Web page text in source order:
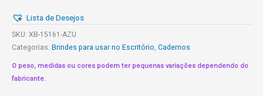
-
AZUL
quantidade
Lista de Desejos
SKU: XB-15161-AZU
Categorias: Brindes para usar no Escritório, Cadernos
O peso, medidas ou cores podem ter pequenas variações dependendo do
fabricante.